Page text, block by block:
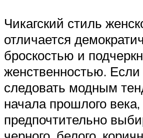
Чикагский стиль
отличается
броскостью и
женственностью. Если
следовать модным
начала прошлого века,
предпочтительно